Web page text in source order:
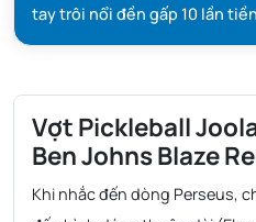
tay trôi nổi đền gấp 10 lần
Vợt Pickleball
Ben Johns Blaze
Khi nhắc đến dòng Perseus,